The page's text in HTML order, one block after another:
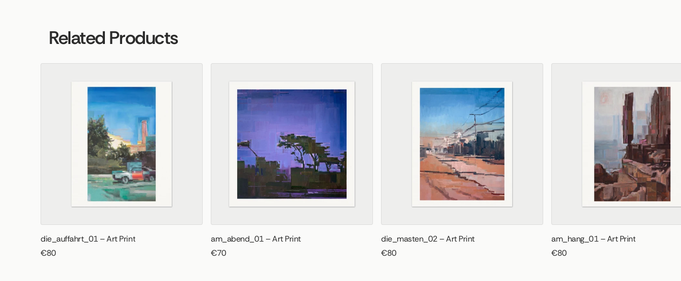
Related Products
die_auffahrt_01 – Art Print
€80
am_abend_01 – Art Print
€70
die_masten_02 – Art Print
€80
am_hang_01 – Art Print
€80